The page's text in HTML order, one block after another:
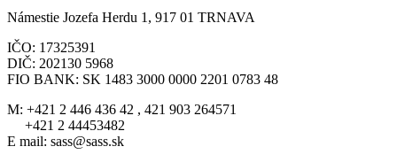
Námestie Jozefa Herdu 1, 917 01 TRNAVA
IČO: 17325391
DIČ: 202130 5968
FIO BANK: SK 1483 3000 0000 2201 0783 48
M: +421 2 446 436 42 , 421 903 264571
+421 2 44453482
E mail: sass@sass.sk